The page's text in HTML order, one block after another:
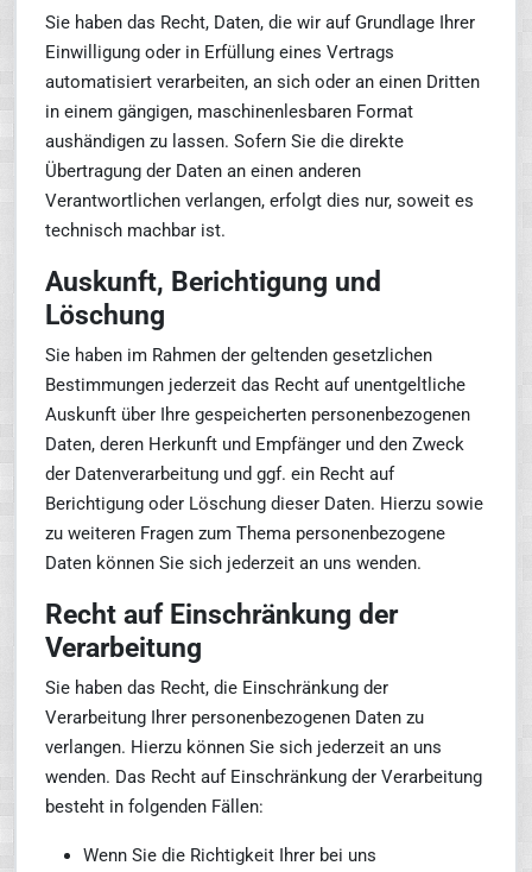
Sie haben das Recht, Daten, die wir auf Grundlage Ihrer
Einwilligung oder in Erfüllung eines Vertrags
automatisiert verarbeiten, an sich oder an einen Dritten
in einem gängigen, maschinenlesbaren Format
aushändigen zu lassen. Sofern Sie die direkte
Übertragung der Daten an einen anderen
Verantwortlichen verlangen, erfolgt dies nur, soweit es
technisch machbar ist.
Auskunft, Berichtigung und
Löschung
Sie haben im Rahmen der geltenden gesetzlichen
Bestimmungen jederzeit das Recht auf unentgeltliche
Auskunft über Ihre gespeicherten personenbezogenen
Daten, deren Herkunft und Empfänger und den Zweck
der Datenverarbeitung und ggf. ein Recht auf
Berichtigung oder Löschung dieser Daten. Hierzu sowie
zu weiteren Fragen zum Thema personenbezogene
Daten können Sie sich jederzeit an uns wenden.
Recht auf Einschränkung der
Verarbeitung
Sie haben das Recht, die Einschränkung der
Verarbeitung Ihrer personenbezogenen Daten zu
verlangen. Hierzu können Sie sich jederzeit an uns
wenden. Das Recht auf Einschränkung der Verarbeitung
besteht in folgenden Fällen:
Wenn Sie die Richtigkeit Ihrer bei uns